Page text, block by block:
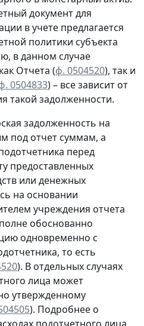
документ для
в учете предлагается
политики субъекта
в данном случае
Отчета (ф. 0504520), так и
0504833) – все зависит от
такой задолженности.
задолженность на
под отчет суммам, а
перед
предоставленных
или денежных
на основании
учреждения отчета
обоснованно
одновременно с
то есть
). В отдельных случаях
лица может
утвержденному
). Подробнее о